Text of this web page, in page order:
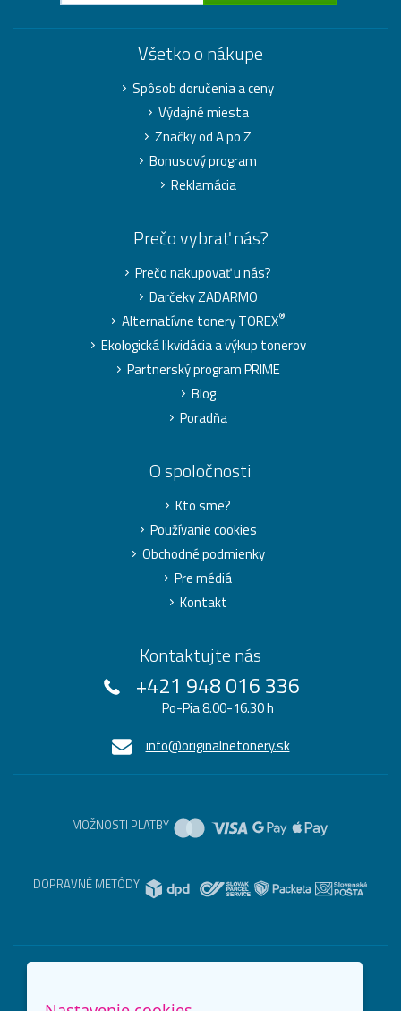
Všetko o nákupe
Spôsob doručenia a ceny
Výdajné miesta
Značky od A po Z
Bonusový program
Reklamácia
Prečo vybrať nás?
Prečo nakupovať u nás?
Darčeky ZADARMO
Alternatívne tonery TOREX®
Ekologická likvidácia a výkup tonerov
Partnerský program PRIME
Blog
Poradňa
O spoločnosti
Kto sme?
Používanie cookies
Obchodné podmienky
Pre médiá
Kontakt
Kontaktujte nás
+421 948 016 336
Po-Pia 8.00-16.30 h
info@originalnetonery.sk
MOŽNOSTI PLATBY
DOPRAVNÉ METÓDY